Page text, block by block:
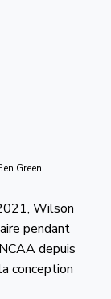
Wilson
pendant
depuis
conception